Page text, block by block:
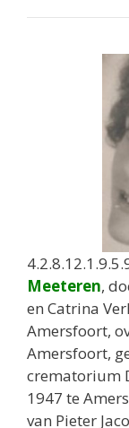
Meeteren,
en Catrina
Amersfoort,
Amersfoort,
crematorium
1947 te
van Pieter